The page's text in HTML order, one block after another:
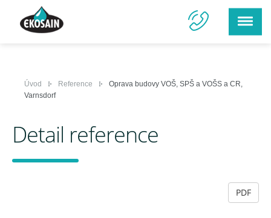
Úvod Reference
Oprava budovy VOŠ, SPŠ a VOŠS a CR,
Varnsdorf
Detail reference
PDF